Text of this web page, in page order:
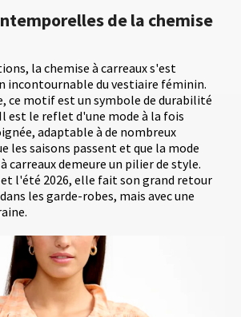
de la chemise
la chemise à carreaux s'est
incontournable du vestiaire féminin.
ce motif est un symbole de durabilité
est le reflet d'une mode à la fois
adaptable à de nombreux
les saisons passent et que la mode
carreaux demeure un pilier de style.
l'été 2026, elle fait son grand retour
les garde-robes, mais avec une